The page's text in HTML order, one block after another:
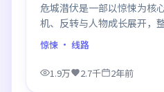
危城潜伏是一部以惊悚为核
机、反转与人物成长展开，
观看。
惊悚 · 线路
1.9万 2.7千 2年前